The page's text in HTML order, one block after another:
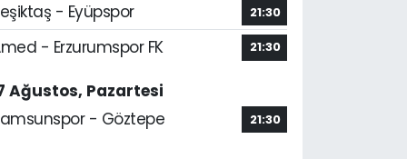
- Eyüpspor 21:30
- Erzurumspor FK 21:30
Ağustos, Pazartesi
- Göztepe
21:30